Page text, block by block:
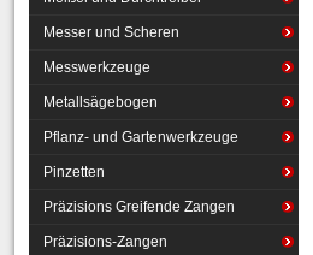
Messer und Scheren
Messwerkzeuge
Metallsägebogen
Pflanz- und Gartenwerkzeuge
Pinzetten
Präzisions Greifende Zangen
Präzisions-Zangen